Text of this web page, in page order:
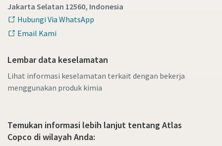
Jakarta Selatan 12560, Indonesia
Hubungi Via WhatsApp
Email Kami
Lembar data keselamatan
Lihat informasi keselamatan terkait dengan bekerja
menggunakan produk kimia
Temukan informasi lebih lanjut tentang Atlas
Copco di wilayah Anda: